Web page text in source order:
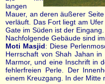
langen
Mauer, an deren äußerer
verläuft. Das Fort liegt am
Gate im Süden ist der Eingang.
Nachfolgende Gebäude sind
Moti Masjid: Diese
Herrschaft von Shah Jahan
Marmor, und eine Inschrift in
fehlerfreien Perle. Der
einem Kreuzgang. In der Mitte